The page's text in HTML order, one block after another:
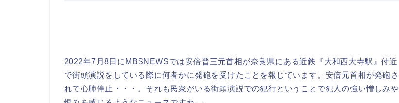
2022年7月8日にMBSNEWSでは安倍晋三元首相が奈良県にある近鉄『大和西大寺駅』付近
で街頭演説をしている際に何者かに発砲を受けたことを報じています。安倍元首相が発砲さ
れて心肺停止・・・。それも民衆がいる街頭演説での犯行ということで犯人の強い憎しみや